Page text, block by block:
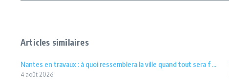
Articles similaires
Nantes en travaux : à quoi ressemblera la ville quand tout sera f ...
4 août 2026